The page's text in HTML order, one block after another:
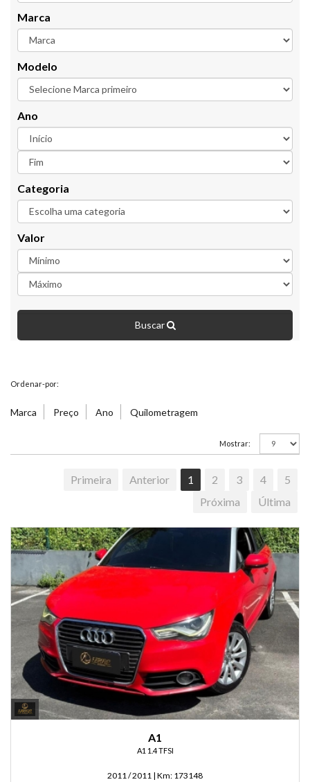
Marca
Modelo
Ano
Categoria
Valor
Buscar
Ordenar-por:
Marca Preço Ano Quilometragem
Mostrar:
Primeira Anterior 1 2 3 4
5
Próxima
Última
A1
A1 1.4 TFSI
2011 / 2011 | Km: 173148